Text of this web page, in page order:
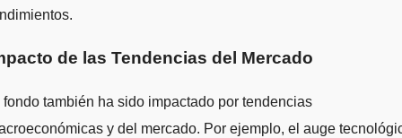
de las Tendencias del Mercado
fondo también ha sido impactado por tendencias
y del mercado. Por ejemplo, el auge